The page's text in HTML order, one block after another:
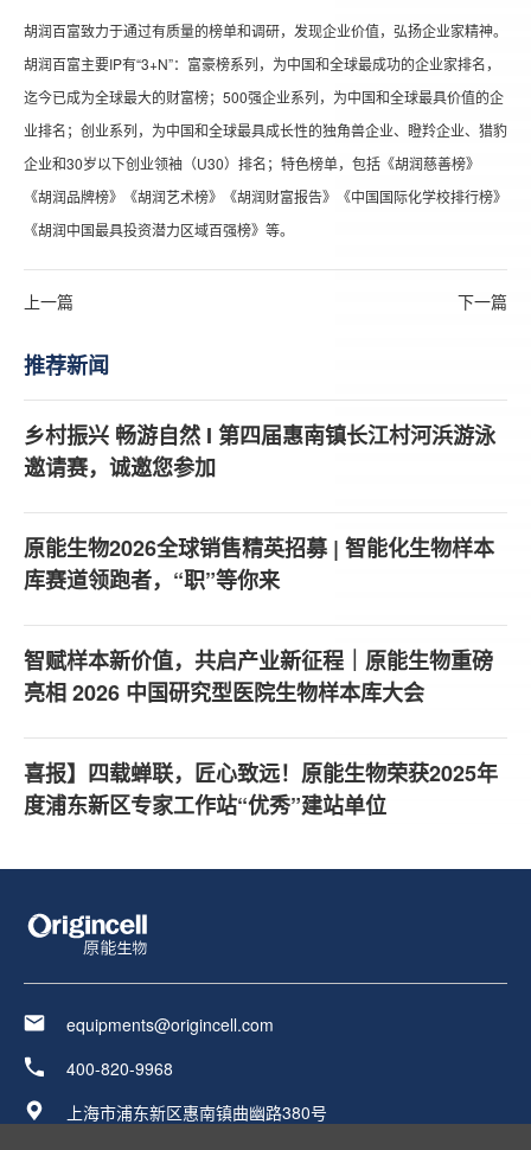
胡润百富致力于通过有质量的榜单和调研，发现企业价值，弘扬企业家精神。
胡润百富主要IP有“3+N”：富豪榜系列，为中国和全球最成功的企业家排名，
迄今已成为全球最大的财富榜；500强企业系列，为中国和全球最具价值的企
业排名；创业系列，为中国和全球最具成长性的独角兽企业、瞪羚企业、猎豹
企业和30岁以下创业领袖（U30）排名；特色榜单，包括《胡润慈善榜》
《胡润品牌榜》《胡润艺术榜》《胡润财富报告》《中国国际化学校排行榜》
《胡润中国最具投资潜力区域百强榜》等。
上一篇 下一篇
推荐新闻
乡村振兴 畅游自然 I 第四届惠南镇长江村河浜游泳
邀请赛，诚邀您参加
原能生物2026全球销售精英招募 | 智能化生物样本
库赛道领跑者，“职”等你来
智赋样本新价值，共启产业新征程｜原能生物重磅
亮相 2026 中国研究型医院生物样本库大会
喜报】四载蝉联，匠心致远！原能生物荣获2025年
度浦东新区专家工作站“优秀”建站单位
equipments@origincell.com
400-820-9968
上海市浦东新区惠南镇曲幽路380号